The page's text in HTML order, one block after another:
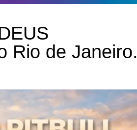
Rio de Janeiro.